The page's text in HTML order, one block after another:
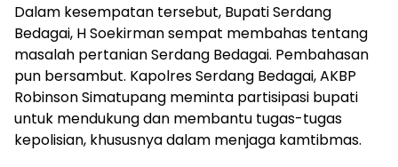
Dalam kesempatan tersebut, Bupati Serdang
Bedagai, H Soekirman sempat membahas tentang
masalah pertanian Serdang Bedagai. Pembahasan
pun bersambut. Kapolres Serdang Bedagai, AKBP
Robinson Simatupang meminta partisipasi bupati
untuk mendukung dan membantu tugas-tugas
kepolisian, khususnya dalam menjaga kamtibmas.